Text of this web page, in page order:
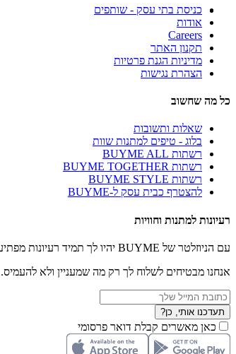
כניסת בתי עסק - שותפים
אודות
Careers
תקנון האתר
מדיניות הגנת פרטיות
הצהרת נגישות
כל מה שחשוב
שאלות ותשובות
בלוג - טיפים למתנות שוות
רשתות BUYME ALL
רשתות BUYME TOGETHER
רשתות BUYME STYLE
להצטרף כבית עסק ל-BUYME
רעיונות למתנות וחוויות
עם הניוזלטר של BUYME יהיו לך תמיד רעיונות מפתיעים למתנות וחוויות.
אנחנו מבטיחים לשלוח לך רק מה שמעניין ולא להעמיס.
תעדכנו אותי, כן?
כאן מאשרים קבלת דואר פרסומי